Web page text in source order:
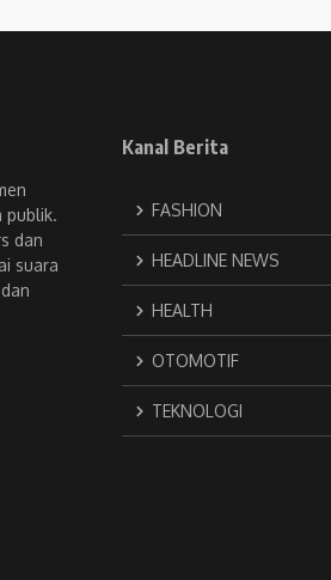
publik.
dan
suara
Kanal Berita
FASHION
HEADLINE NEWS
HEALTH
OTOMOTIF
TEKNOLOGI